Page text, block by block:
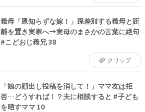
義母「恩知らずな嫁！」孫差別する義母と距
離を置き実家へ→実母のまさかの言葉に絶句
#こどおじ義兄 38
クリップ
「娘の顔出し投稿を消して！」ママ友は拒
否…どうすれば！？夫に相談すると #子ども
を晒すママ 10